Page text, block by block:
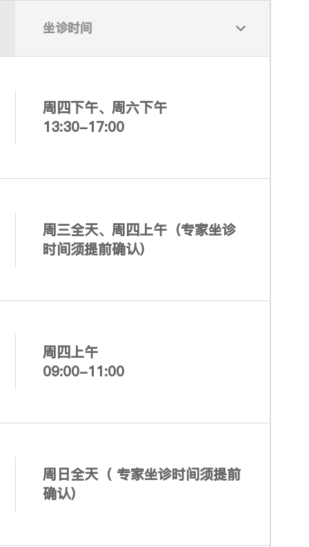
坐诊时间
周四下午、周六下午
13:30-17:00
周三全天、周四上午（专家坐诊
时间须提前确认）
周四上午
09:00-11:00
周日全天（ 专家坐诊时间须提前
确认）